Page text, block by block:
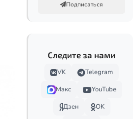
Подписаться
Следите за нами
VK
Telegram
Макс
YouTube
Дзен
OK